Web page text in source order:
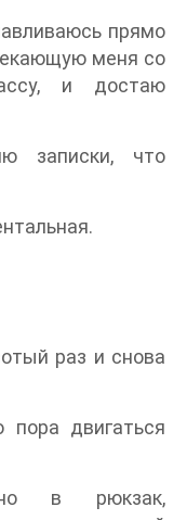
прямо
меня со
и достаю
записки, что
раз и снова
двигаться
в рюкзак,